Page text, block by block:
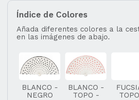
Índice de Colores
Añada diferentes colores a la
en las imágenes de abajo.
BLANCO -
NEGRO
BLANCO -
TOPO -